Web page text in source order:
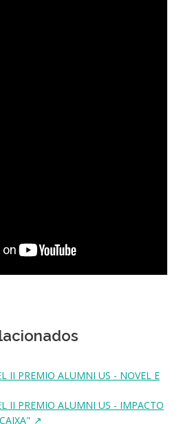
II PREMIO ALUMNI US - NOVEL E
II PREMIO ALUMNI US - IMPACTO